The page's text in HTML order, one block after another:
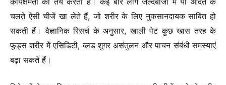
चलते ऐसी चीजें खा लेते हैं, जो शरीर के लिए नुकसानदायक साबित हो
सकती हैं। वैज्ञानिक रिसर्च के अनुसार, खाली पेट कुछ खास तरह के
फूड्स शरीर में एसिडिटी, ब्लड शुगर असंतुलन और पाचन संबंधी समस्याएं
बढ़ा सकते हैं।